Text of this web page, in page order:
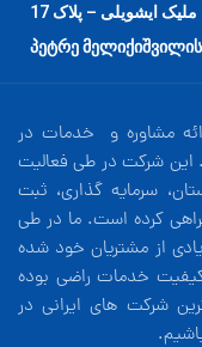
ایشویلی – پلاک 17
مشاوره و خدمات در
نموده است. این شرکت در طی فعالیت
سرمایه گذاری، ثبت
کرده است. ما در طی
از مشتریان خود شده
کیفیت خدمات راضی بوده
شرکت های ایرانی در